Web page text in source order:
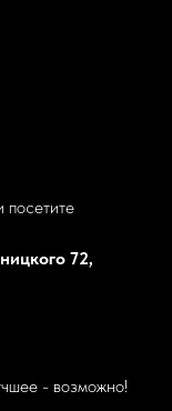
посетите
72,
- возможно!